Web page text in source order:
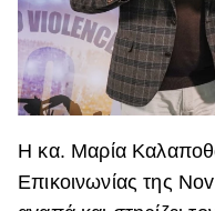
Η κα. Μαρία
Επικοινωνίας της